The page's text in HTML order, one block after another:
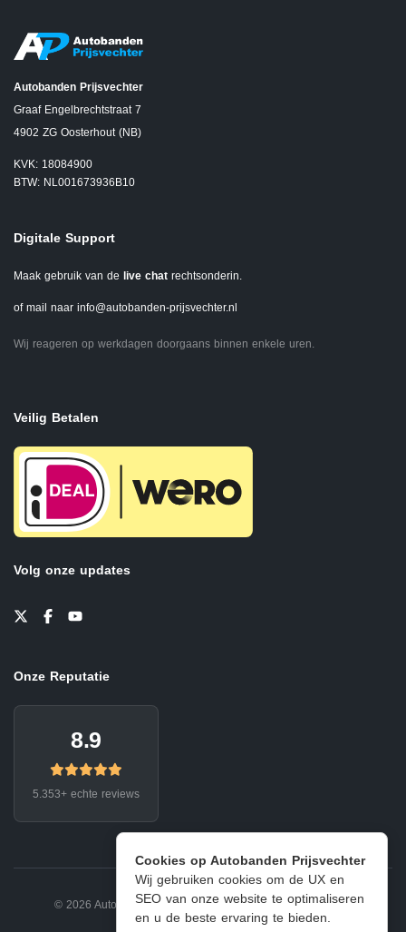
Cookies op Autobanden Prijsvechter
Wij gebruiken cookies om de UX en
SEO van onze website te optimaliseren
en u de beste ervaring te bieden.
Autobanden Prijsvechter
Graaf Engelbrechtstraat 7
4902 ZG Oosterhout (NB)
KVK: 18084900
BTW: NL001673936B10
Digitale Support
Maak gebruik van de live chat rechtsonderin.
of mail naar info@autobanden-prijsvechter.nl
Wij reageren op werkdagen doorgaans binnen enkele uren.
Veilig Betalen
Volg onze updates
Onze Reputatie
8.9
5.353+ echte reviews
© 2026 Autobanden Prijsvechter. Privacy | Voorwaarden